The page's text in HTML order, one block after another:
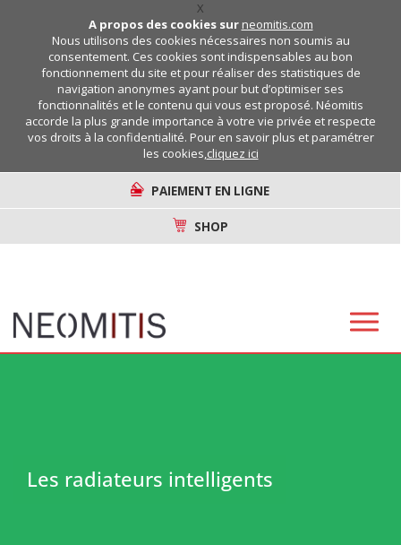
X
A propos des cookies sur neomitis.com
Nous utilisons des cookies nécessaires non soumis au
consentement. Ces cookies sont indispensables au bon
fonctionnement du site et pour réaliser des statistiques de
navigation anonymes ayant pour but d’optimiser ses
fonctionnalités et le contenu qui vous est proposé. Néomitis
accorde la plus grande importance à votre vie privée et respecte
vos droits à la confidentialité. Pour en savoir plus et paramétrer
les cookies,cliquez ici
PAIEMENT EN LIGNE
SHOP
Les radiateurs intelligents